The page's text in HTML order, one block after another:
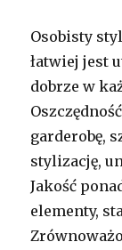
Osobisty
łatwiej jest
dobrze w
garderobę,
stylizację,
Jakość
elementy,